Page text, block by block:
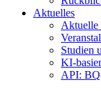
Aktuelles
Aktuelle
Studien
KI-
API: